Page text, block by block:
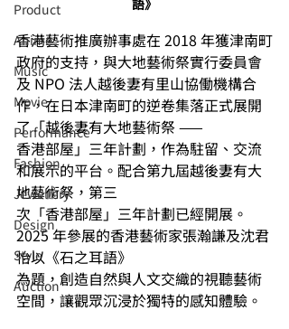
⁠⁠Product
Anime
Music
⁠⁠Movie
⁠⁠Performance
⁠Fashion
⁠⁠Jewellery
Design
Style
Auction
語》
香港藝術推廣辦事處在 2018 年獲津南町
政府的支持，與大地藝術祭實行委員會
及 NPO 法人越後妻有里山協働機構合
作，在日本津南町的逆卷集落正式展開
了「越後妻有大地藝術祭 ——
香港部屋」三年計劃，作為駐留、交流
和展示的平台。配合第九屆越後妻有大
地藝術祭，第三
次「香港部屋」三年計劃已經開展。
2025 年參展的香港藝術家張瀚謙及沈君
怡以《石之耳語》
為題，創造自然與人文交織的視聽藝術
空間，讓觀眾沉浸於獨特的感知體驗。